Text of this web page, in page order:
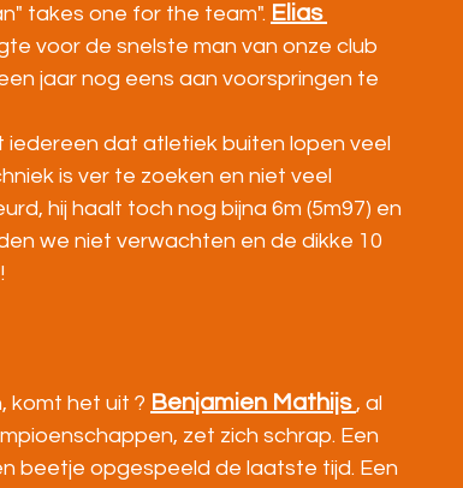
takes one for the team". Elias
voor de snelste man van onze club
jaar nog eens aan voorspringen te
iedereen dat atletiek buiten lopen veel
is ver te zoeken en niet veel
hij haalt toch nog bijna 6m (5m97) en
we niet verwachten en de dikke 10
komt het uit ? Benjamien Mathijs , al
zet zich schrap. Een
beetje opgespeeld de laatste tijd. Een